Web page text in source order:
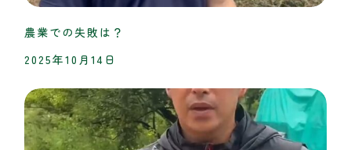
農業での失敗は？
2025年10月14日